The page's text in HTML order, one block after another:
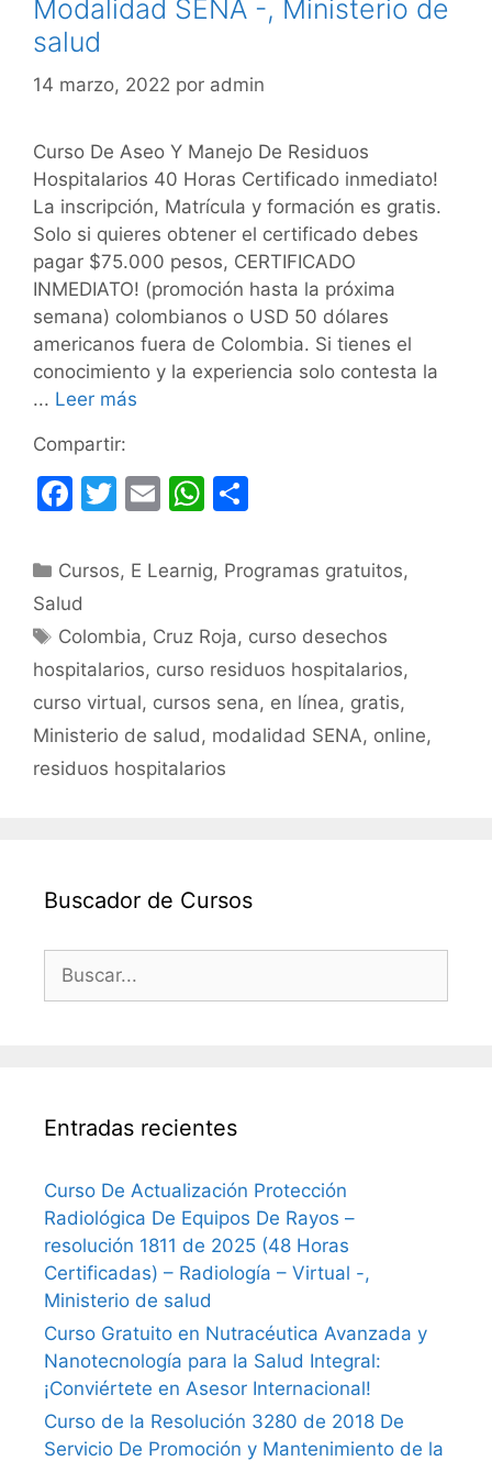
Modalidad SENA -, Ministerio de
salud
14 marzo, 2022 por admin
Curso De Aseo Y Manejo De Residuos
Hospitalarios 40 Horas Certificado inmediato!
La inscripción, Matrícula y formación es gratis.
Solo si quieres obtener el certificado debes
pagar $75.000 pesos, CERTIFICADO
INMEDIATO! (promoción hasta la próxima
semana) colombianos o USD 50 dólares
americanos fuera de Colombia. Si tienes el
conocimiento y la experiencia solo contesta la
... Leer más
Compartir:
F
c
e
b
o
o
k
T
itt
E
ai
W
at
A
p
p
m
ar
tir
Categorías
Cursos, E Learnig, Programas gratuitos,
Salud
Etiquetas
Colombia, Cruz Roja, curso desechos
hospitalarios, curso residuos hospitalarios,
curso virtual, cursos sena, en línea, gratis,
Ministerio de salud , modalidad SENA, online,
residuos hospitalarios
Buscador de Cursos
Entradas recientes
Curso De Actualización Protección
Radiológica De Equipos De Rayos –
resolución 1811 de 2025 (48 Horas
Certificadas) – Radiología – Virtual -,
Ministerio de salud
Curso Gratuito en Nutracéutica Avanzada y
Nanotecnología para la Salud Integral:
¡Conviértete en Asesor Internacional!
Curso de la Resolución 3280 de 2018 De
Servicio De Promoción y Mantenimiento de la